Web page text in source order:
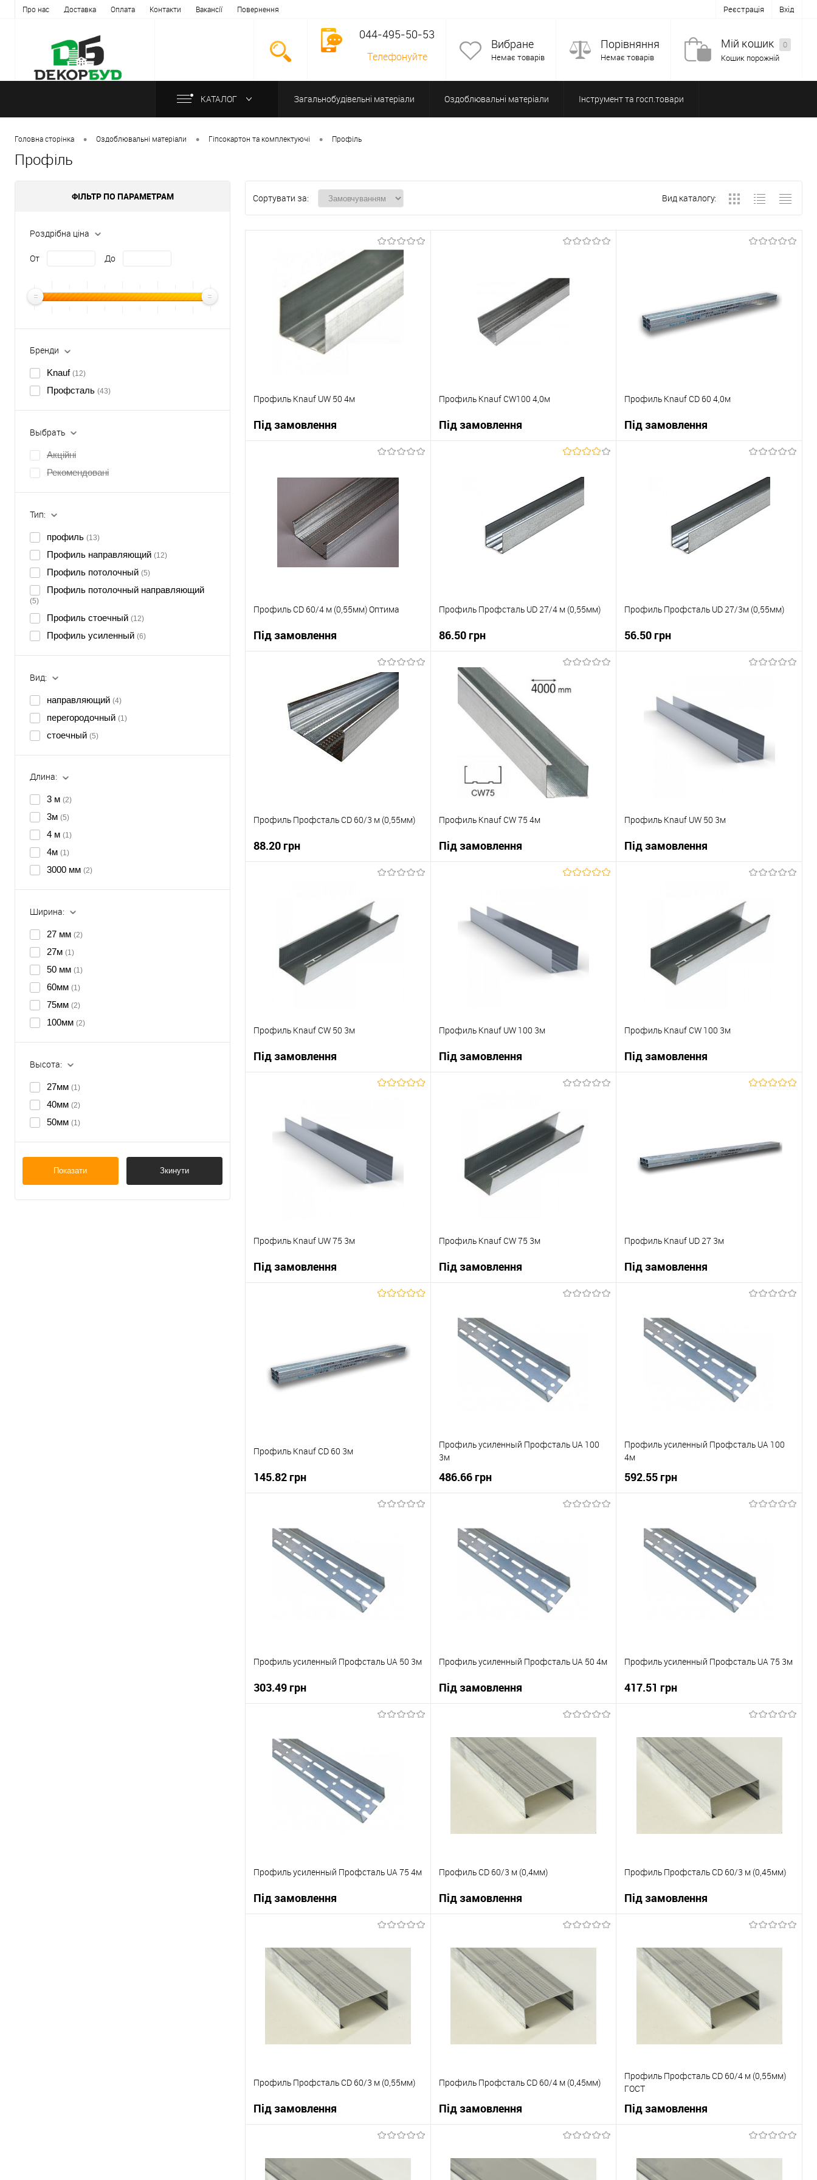
Про нас Доставка Оплата Контакти Вакансії Повернення Реєстрація Вхід
044-495-50-53
Телефонуйте
Вибране
Немає товарів
Порівняння
Немає товарів
Мій кошик
0
Кошик порожній
КАТАЛОГ Загальнобудівельні матеріали Оздоблювальні матеріали Інструмент та госп.товари
Допоміжне обладнання
Головна сторінка • Оздоблювальні матеріали • Гіпсокартон та комплектуючі • Профіль
Профіль
ФІЛЬТР ПО ПАРАМЕТРАМ
Роздрібна ціна
От До
Бренди
Knauf (12)
Профсталь (43)
Выбрать
Акційні
Рекомендовані
Тип:
профиль (13)
Профиль направляющий (12)
Профиль потолочный (5)
Профиль потолочный направляющий
(5)
Профиль стоечный (12)
Профиль усиленный (6)
Вид:
направляющий (4)
перегородочный (1)
стоечный (5)
Длина:
3 м (2)
3м (5)
4 м (1)
4м (1)
3000 мм (2)
Ширина:
27 мм (2)
27м (1)
50 мм (1)
60мм (1)
75мм (2)
100мм (2)
Высота:
27мм (1)
40мм (2)
50мм (1)
Показати Зкинути
Сортувати за: Вид каталогу:
Профиль Knauf UW 50 4м
Під замовлення
До порівняння
В вибране
Під замовлення
Профиль Knauf CW100 4,0м
Під замовлення
До порівняння
Під замовлення
Профиль Knauf CD 60 4,0м
Під замовлення
До порівняння
Під замовлення
Профиль CD 60/4 м (0,55мм) Оптима
Під замовлення
Купити в 1 клік
До порівняння
В вибране
Під замовлення
Профиль Профсталь UD 27/4 м (0,55мм)
86.50 грн
Купити в 1 клік
В вибране
Профиль Профсталь UD 27/3м (0,55мм)
56.50 грн
Купити в 1 клік
В вибране
В наявності
Профиль Профсталь CD 60/3 м (0,55мм)
88.20 грн
До порівняння
В наявності
Профиль Knauf CW 75 4м
Під замовлення
Купити в 1 клік
В вибране
Під замовлення
Профиль Knauf UW 50 3м
Під замовлення
До порівняння
Під замовлення
Профиль Knauf CW 50 3м
Під замовлення
Купити в 1 клік
В вибране
Під замовлення
Профиль Knauf UW 100 3м
Під замовлення
До порівняння
Під замовлення
Профиль Knauf CW 100 3м
Під замовлення
Під замовлення
Профиль Knauf UW 75 3м
Під замовлення
Під замовлення
Профиль Knauf CW 75 3м
Під замовлення
Купити в 1 клік
В вибране
Під замовлення
Профиль Knauf UD 27 3м
Під замовлення
Купити в 1 клік
В вибране
Під замовлення
Профиль Knauf CD 60 3м
145.82 грн
Купити в 1 клік
В вибране
В наявності
Профиль усиленный Профсталь UA 100
3м
486.66 грн
Купити в 1 клік
В вибране
В наявності
Профиль усиленный Профсталь UA 100
4м
592.55 грн
Купити в 1 клік
В вибране
В наявності
Профиль усиленный Профсталь UA 50 3м
303.49 грн
Купити в 1 клік
В вибране
В наявності
Профиль усиленный Профсталь UA 50 4м
Під замовлення
Купити в 1 клік
В вибране
Під замовлення
Профиль усиленный Профсталь UA 75 3м
417.51 грн
Купити в 1 клік
В вибране
В наявності
Профиль усиленный Профсталь UA 75 4м
Під замовлення
Купити в 1 клік
В вибране
Під замовлення
Профиль CD 60/3 м (0,4мм)
Під замовлення
Купити в 1 клік
В вибране
Під замовлення
Профиль Профсталь CD 60/3 м (0,45мм)
Під замовлення
Купити в 1 клік
В вибране
Під замовлення
Профиль Профсталь CD 60/3 м (0,55мм)
Під замовлення
Купити в 1 клік До порівняння
Профиль Профсталь CD 60/4 м (0,45мм)
Під замовлення
Купити в 1 клік До порівняння
Профиль Профсталь CD 60/4 м (0,55мм)
ГОСТ
Під замовлення
Купити в 1 клік До порівняння